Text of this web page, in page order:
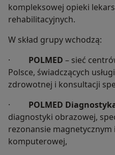
kompleksowej opieki
rehabilitacyjnych.
W skład grupy wchodzą:
· POLMED – sieć
Polsce, świadczących
zdrowotnej i konsultacji
· POLMED
diagnostyki obrazowej,
rezonansie
komputerowej,